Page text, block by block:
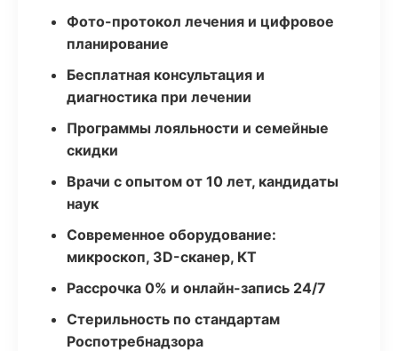
Фото-протокол лечения и цифровое
планирование
Бесплатная консультация и
диагностика при лечении
Программы лояльности и семейные
скидки
Врачи с опытом от 10 лет, кандидаты
наук
Современное оборудование:
микроскоп, 3D-сканер, КТ
Рассрочка 0% и онлайн-запись 24/7
Стерильность по стандартам
Роспотребнадзора